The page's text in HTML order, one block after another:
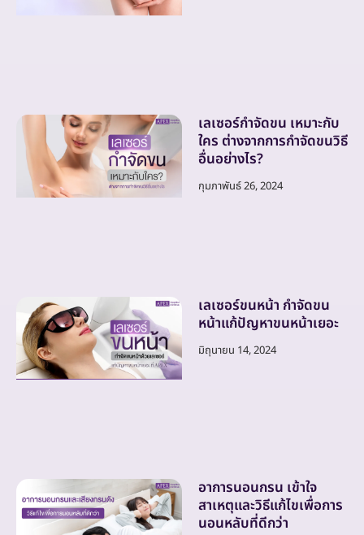
เลเซอร์กำจัดขน เหมาะกับ
ใคร ต่างจากการกำจัดขนวิธี
อื่นอย่างไร?
กุมภาพันธ์ 26, 2024
เลเซอร์ขนหน้า กำจัดขน
หน้าแก้ปัญหาขนหน้าเยอะ
มิถุนายน 14, 2024
อาการนอนกรน เข้าใจ
สาเหตุและวิธีแก้ไขเพื่อการ
นอนหลับที่ดีกว่า